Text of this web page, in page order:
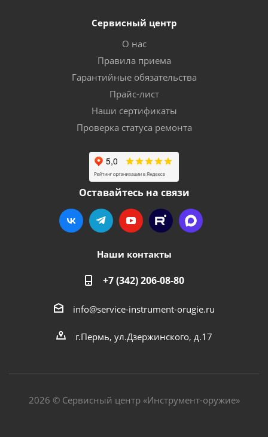
Сервисный центр
О нас
Правила приема
Гарантийные обязательства
Прайс-лист
Наши сертификаты
Проверка статуса ремонта
Оставайтесь на связи
Наши контакты
+7 (342) 206-08-80
info@service-instrument-orugie.ru
г.Пермь, ул.Дзержинского, д.17
2026 © Сервисный центр «Инструмент-оружие»